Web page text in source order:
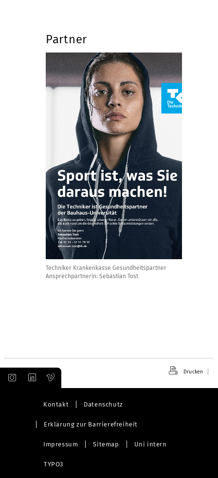
Partner
Techniker Krankenkasse Gesundheitspartner
Ansprechpartnerin: Sebastian Tost
Drucken
Kontakt Datenschutz
Erklärung zur Barrierefreiheit
Impressum Sitemap Uni intern
TYPO3